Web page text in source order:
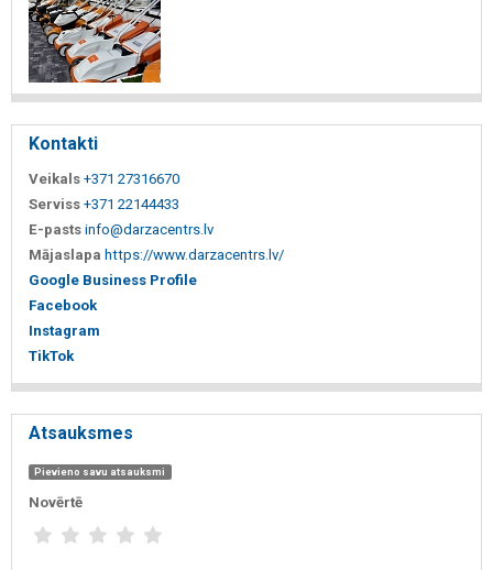
Kontakti
Veikals +371 27316670
Serviss +371 22144433
E-pasts info@darzacentrs.lv
Mājaslapa https://www.darzacentrs.lv/
Google Business Profile
Facebook
Instagram
TikTok
Atsauksmes
Pievieno savu atsauksmi
Novērtē